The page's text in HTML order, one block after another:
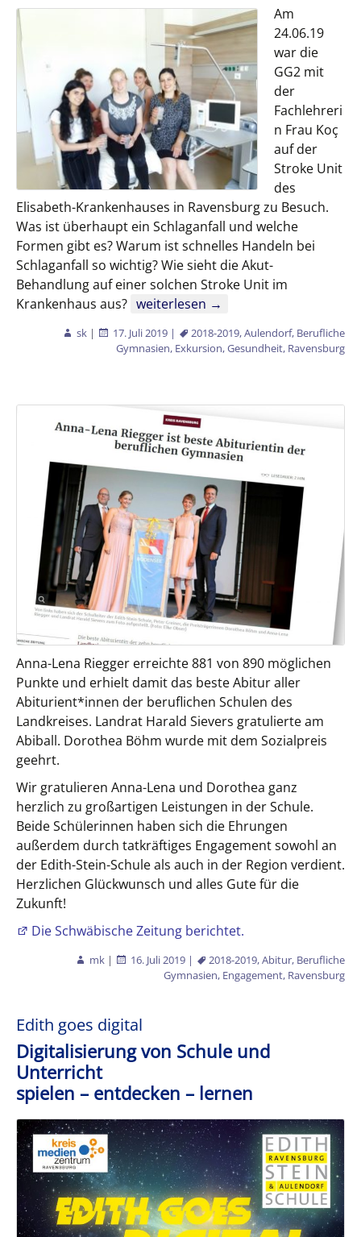
Am
24.06.19
war die
GG2 mit
der
Fachlehreri
n Frau Koҫ
auf der
Stroke Unit
des
Elisabeth-Krankenhauses in Ravensburg zu Besuch.
Was ist überhaupt ein Schlaganfall und welche
Formen gibt es? Warum ist schnelles Handeln bei
Schlaganfall so wichtig? Wie sieht die Akut-
Behandlung auf einer solchen Stroke Unit im
Krankenhaus aus? Exkursion der Klasse GG2
weiterlesen →
sk | 17. Juli 2019 | 2018-2019,Aulendorf, Berufliche
Gymnasien, Exkursion,Gesundheit, Ravensburg
Anna-Lena Riegger erreichte 881 von 890 möglichen
Punkte und erhielt damit das beste Abitur aller
Abiturient*innen der beruflichen Schulen des
Landkreises. Landrat Harald Sievers gratulierte am
Abiball. Dorothea Böhm wurde mit dem Sozialpreis
geehrt.
Wir gratulieren Anna-Lena und Dorothea ganz
herzlich zu großartigen Leistungen in der Schule.
Beide Schülerinnen haben sich die Ehrungen
außerdem durch tatkräftiges Engagement sowohl an
der Edith-Stein-Schule als auch in der Region verdient.
Herzlichen Glückwunsch und alles Gute für die
Zukunft!
Die Schwäbische Zeitung berichtet.
mk | 16. Juli 2019 | 2018-2019,Abitur, Berufliche
Gymnasien, Engagement, Ravensburg
Edith goes digital
Digitalisierung von Schule und
Unterricht
spielen – entdecken – lernen